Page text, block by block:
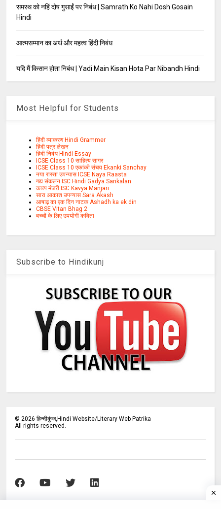
समरथ को नहिं दोष गुसाईं पर निबंध | Samrath Ko Nahi Dosh Gosain
Hindi
आत्मसम्मान का अर्थ और महत्व हिंदी निबंध
यदि मैं किसान होता निबंध | Yadi Main Kisan Hota Par Nibandh Hindi
Most Helpful for Students
हिंदी व्याकरण Hindi Grammer
हिंदी पत्र लेखन
हिंदी निबंध Hindi Essay
ICSE Class 10 साहित्य सागर
ICSE Class 10 एकांकी संचय Ekanki Sanchay
नया रास्ता उपन्यास ICSE Naya Raasta
गद्य संकलन ISC Hindi Gadya Sankalan
काव्य मंजरी ISC Kavya Manjari
सारा आकाश उपन्यास Sara Akash
आषाढ़ का एक दिन नाटक Ashadh ka ek din
CBSE Vitan Bhag 2
बच्चों के लिए उपयोगी कविता
Subscribe to Hindikunj
©2026 हिन्दीकुंज,Hindi Website/Literary Web Patrika
All rights reserved.